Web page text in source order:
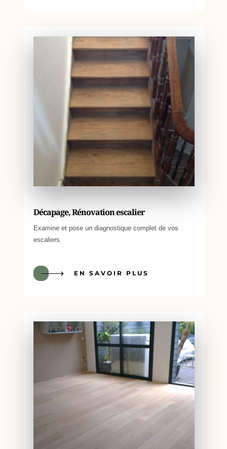
Décapage, Rénovation escalier
Examine et pose un diagnostique complet de vos
escaliers.
EN SAVOIR PLUS